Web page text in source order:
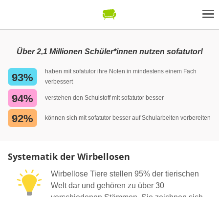
Über 2,1 Millionen Schüler*innen nutzen sofatutor!
93%
haben mit sofatutor ihre Noten in mindestens einem Fach
verbessert
94% verstehen den Schulstoff mit sofatutor besser
92% können sich mit sofatutor besser auf Schularbeiten vorbereiten
Systematik der Wirbellosen
Wirbellose Tiere stellen 95% der tierischen
Welt dar und gehören zu über 30